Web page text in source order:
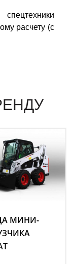
расчету (с
МИНИ-